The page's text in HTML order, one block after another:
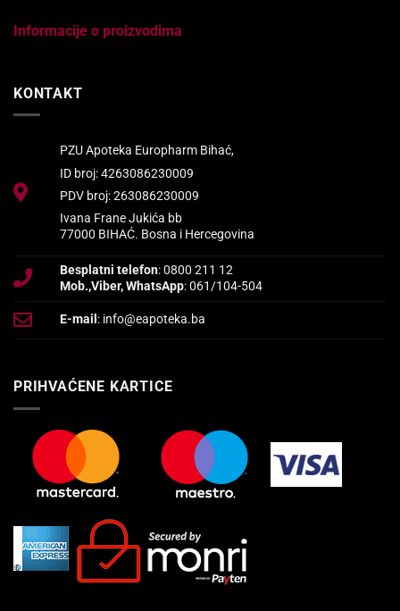
Informacije o proizvodima
KONTAKT
PZU Apoteka Europharm Bihać,
ID broj: 4263086230009
PDV broj: 263086230009
Ivana Frane Jukića bb
77000 BIHAĆ. Bosna i Hercegovina
Besplatni telefon: 0800 211 12
Mob.,Viber, WhatsApp: 061/104-504
E-mail : info@eapoteka.ba
PRIHVAĆENE KARTICE